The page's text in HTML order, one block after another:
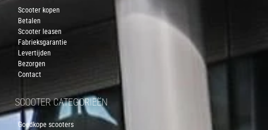
Scooter kopen
Betalen
Scooter leasen
Fabrieksgarantie
Levertijden
Bezorgen
Contact
SCOOTER CATEGORIEËN
Goedkope scooters